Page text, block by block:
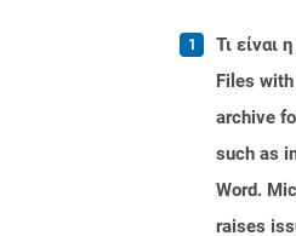
Τι είναι
Files
archive
such as
Word.
raises